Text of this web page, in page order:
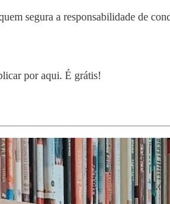
segura a responsabilidade de
por aqui. É grátis!